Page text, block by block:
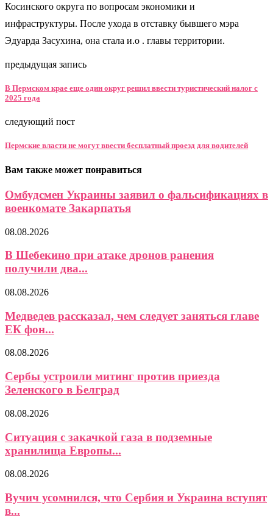
Косинского округа по вопросам экономики и
инфраструктуры. После ухода в отставку бывшего мэра
Эдуарда Засухина, она стала и.о . главы территории.
предыдущая запись
В Пермском крае еще один округ решил ввести туристический налог с
2025 года
следующий пост
Пермские власти не могут ввести бесплатный проезд для водителей
Вам также может понравиться
Омбудсмен Украины заявил о фальсификациях в
военкомате Закарпатья
08.08.2026
В Шебекино при атаке дронов ранения
получили два...
08.08.2026
Медведев рассказал, чем следует заняться главе
ЕК фон...
08.08.2026
Сербы устроили митинг против приезда
Зеленского в Белград
08.08.2026
Ситуация с закачкой газа в подземные
хранилища Европы...
08.08.2026
Вучич усомнился, что Сербия и Украина вступят
в...